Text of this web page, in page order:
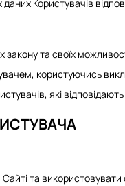
Користувачів
та своїх
користуючись
які
та використовувати